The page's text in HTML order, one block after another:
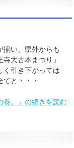
い、県外からも
大古本まつり」
く引き下がっては
と・・・
巻。」の続きを読む